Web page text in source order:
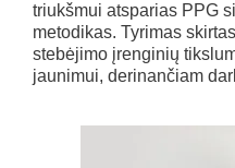
triukšmui atsparias PPG
metodikas. Tyrimas
stebėjimo įrenginių
jaunimui, derinančiam